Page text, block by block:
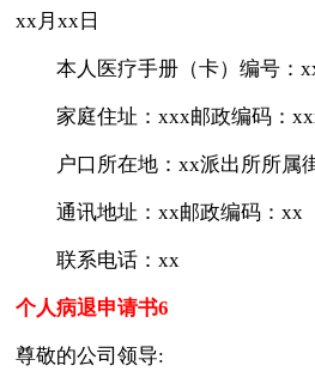
xx月xx日
本人医疗手册（卡）编号：
家庭住址：xxx邮政编码：
户口所在地：xx派出所所属
通讯地址：xx邮政编码：xx
联系电话：xx
个人病退申请书6
尊敬的公司领导: